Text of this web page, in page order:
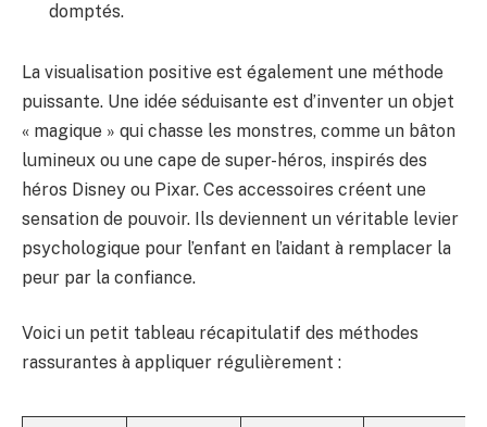
domptés.
La visualisation positive est également une méthode
puissante. Une idée séduisante est d’inventer un objet
« magique » qui chasse les monstres, comme un bâton
lumineux ou une cape de super-héros, inspirés des
héros Disney ou Pixar. Ces accessoires créent une
sensation de pouvoir. Ils deviennent un véritable levier
psychologique pour l’enfant en l’aidant à remplacer la
peur par la confiance.
Voici un petit tableau récapitulatif des méthodes
rassurantes à appliquer régulièrement :